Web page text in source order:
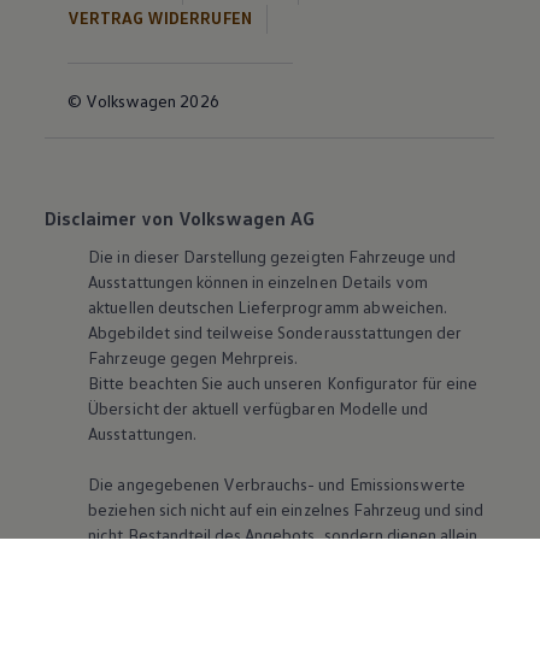
VERTRAG WIDERRUFEN
© Volkswagen 2026
Disclaimer von Volkswagen AG
Die in dieser Darstellung gezeigten Fahrzeuge und
Ausstattungen können in einzelnen Details vom
aktuellen deutschen Lieferprogramm abweichen.
Abgebildet sind teilweise Sonderausstattungen der
Fahrzeuge gegen Mehrpreis.
Bitte beachten Sie auch unseren Konfigurator für eine
Übersicht der aktuell verfügbaren Modelle und
Ausstattungen.
Die angegebenen Verbrauchs- und Emissionswerte
beziehen sich nicht auf ein einzelnes Fahrzeug und sind
nicht Bestandteil des Angebots, sondern dienen allein